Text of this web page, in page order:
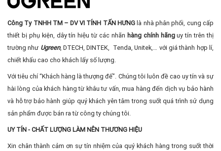
Công Ty TNHH TM – DV VI TÍNH TẤN HƯNG là nhà phân phối, cung cấp
thiết bị phụ kiện, dây tín hiệu từ các nhãn hàng chính hãnguy tín trên thị
trường như Ugreen, DTECH, DINTEK, Tenda, Unitek,… với giá thành hợp lí,
chiết khấu cao cho khách lấy số lượng.
Với tiêu chí “Khách hàng là thượng đế”. Chúng tôi luôn đề cao uy tín và sự
hài lòng của khách hàng từ khâu tư vấn, mua hàng đến dịch vụ bảo hành
và hỗ trợ bảo hành giúp quý khách yên tâm trong suốt quá trình sử dụng
sản phẩm được bán ra từ công ty chúng tôi.
UY TÍN - CHẤT LƯỢNG LÀM NÊN THƯƠNG HIỆU
Xin chân thành cảm ơn sự tín nhiệm của quý khách hàng trong suốt thời